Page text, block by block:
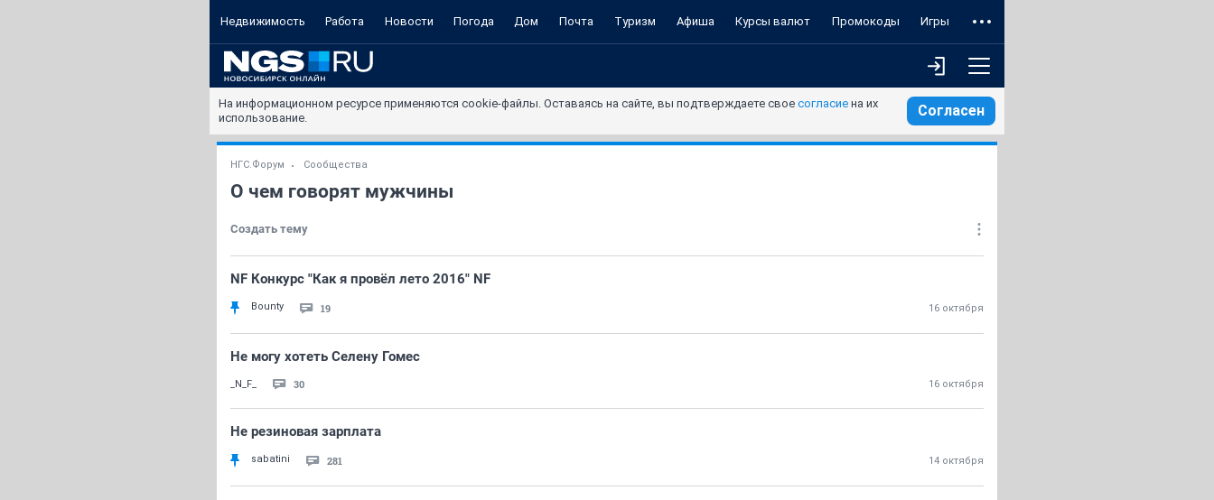
Недвижимость Работа Новости Погода Дом Почта Туризм Афиша Курсы валют Промокоды Игры
На информационном ресурсе применяются cookie-файлы. Оставаясь на сайте, вы подтверждаете свое согласие на их
использование.
Согласен
НГС.Форум Сообщества
О чем говорят мужчины
Создать тему
NF Конкурс "Как я провёл лето 2016" NF
Bounty 19 16 октября
Не могу хотеть Селену Гомес
_N_F_ 30 16 октября
Не резиновая зарплата
sabatini 281 14 октября